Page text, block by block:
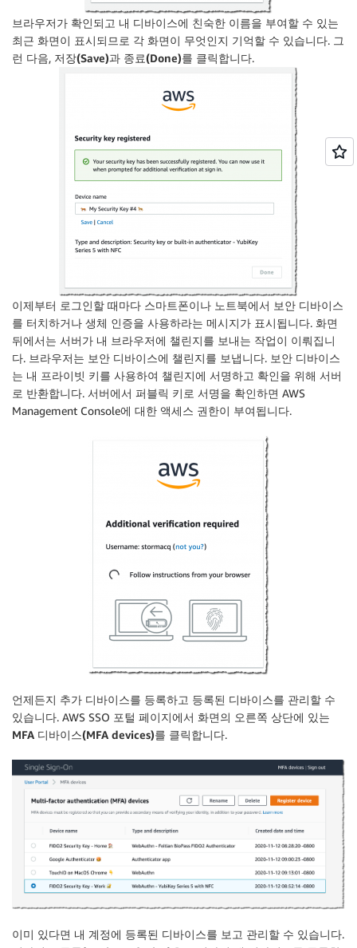
브라우저가 확인되고 내 디바이스에 친숙한 이름을 부여할 수 있는
최근 화면이 표시되므로 각 화면이 무엇인지 기억할 수 있습니다. 그
런 다음, 저장(Save)과 종료(Done)를 클릭합니다.
이제부터 로그인할 때마다 스마트폰이나 노트북에서 보안 디바이스
를 터치하거나 생체 인증을 사용하라는 메시지가 표시됩니다. 화면
뒤에서는 서버가 내 브라우저에 챌린지를 보내는 작업이 이뤄집니
다. 브라우저는 보안 디바이스에 챌린지를 보냅니다. 보안 디바이스
는 내 프라이빗 키를 사용하여 챌린지에 서명하고 확인을 위해 서버
로 반환합니다. 서버에서 퍼블릭 키로 서명을 확인하면 AWS
Management Console에 대한 액세스 권한이 부여됩니다.
언제든지 추가 디바이스를 등록하고 등록된 디바이스를 관리할 수
있습니다. AWS SSO 포털 페이지에서 화면의 오른쪽 상단에 있는
MFA 디바이스(MFA devices)를 클릭합니다.
이미 있다면 내 계정에 등록된 디바이스를 보고 관리할 수 있습니다.